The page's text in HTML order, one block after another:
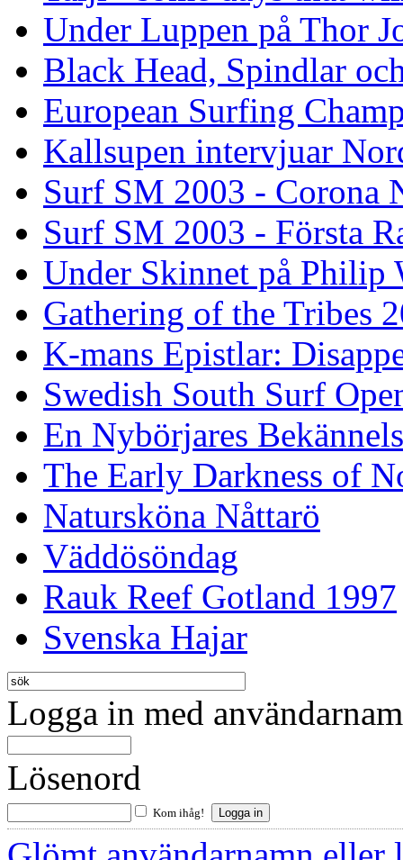
Under Luppen på Thor
Black Head, Spindlar
European Surfing
Kallsupen intervjuar
Surf SM 2003 - Corona
Surf SM 2003 - Första
Under Skinnet på Philip
Gathering of the Tribes
K-mans Epistlar:
Swedish South Surf
En Nybörjares
The Early Darkness of
Natursköna Nåttarö
Väddösöndag
Rauk Reef Gotland 1997
Svenska Hajar
Logga in med
Lösenord
Kom ihåg!